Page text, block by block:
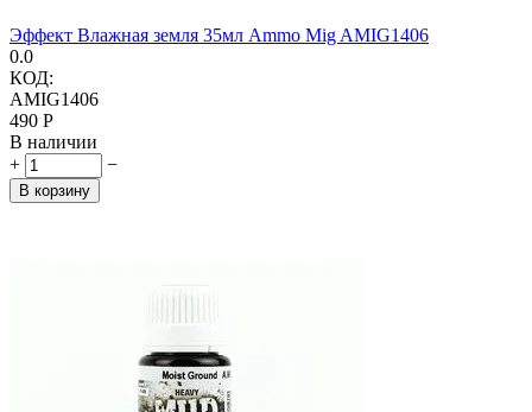
Эффект Влажная земля 35мл Ammo Mig AMIG1406
0.0
КОД:
AMIG1406
‍490‍ Р
В наличии
+
−
В корзину